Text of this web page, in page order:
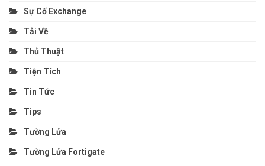
Sự Cố Exchange
Tải Về
Thủ Thuật
Tiện Tích
Tin Tức
Tips
Tường Lửa
Tường Lửa Fortigate